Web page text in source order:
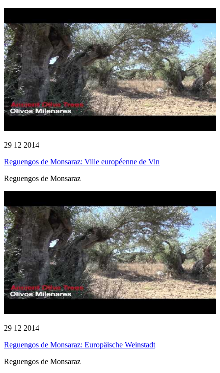
29 12 2014
Reguengos de Monsaraz: Ville européenne de Vin
Reguengos de Monsaraz
29 12 2014
Reguengos de Monsaraz: Europäische Weinstadt
Reguengos de Monsaraz